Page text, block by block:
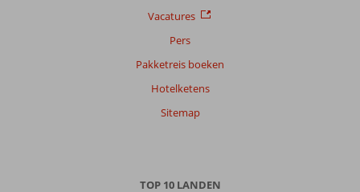
Vacatures
Pers
Pakketreis boeken
Hotelketens
Sitemap
TOP 10 LANDEN